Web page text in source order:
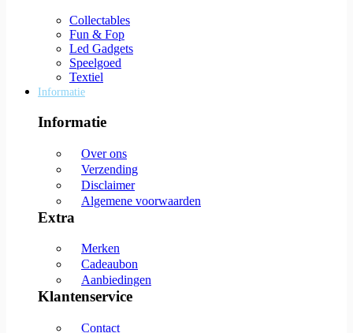
Collectables
Fun & Fop
Led Gadgets
Speelgoed
Textiel
Informatie
Informatie
Over ons
Verzending
Disclaimer
Algemene voorwaarden
Extra
Merken
Cadeaubon
Aanbiedingen
Klantenservice
Contact